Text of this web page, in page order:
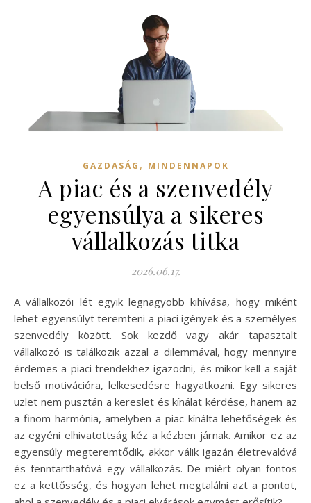
GAZDASÁG , MINDENNAPOK
A piac és a szenvedély
egyensúlya a sikeres
vállalkozás titka
2026.06.17.
A vállalkozói lét egyik legnagyobb kihívása, hogy miként
lehet egyensúlyt teremteni a piaci igények és a személyes
szenvedély között. Sok kezdő vagy akár tapasztalt
vállalkozó is találkozik azzal a dilemmával, hogy mennyire
érdemes a piaci trendekhez igazodni, és mikor kell a saját
belső motivációra, lelkesedésre hagyatkozni. Egy sikeres
üzlet nem pusztán a kereslet és kínálat kérdése, hanem az
a finom harmónia, amelyben a piac kínálta lehetőségek és
az egyéni elhivatottság kéz a kézben járnak. Amikor ez az
egyensúly megteremtődik, akkor válik igazán életrevalóvá
és fenntarthatóvá egy vállalkozás. De miért olyan fontos
ez a kettősség, és hogyan lehet megtalálni azt a pontot,